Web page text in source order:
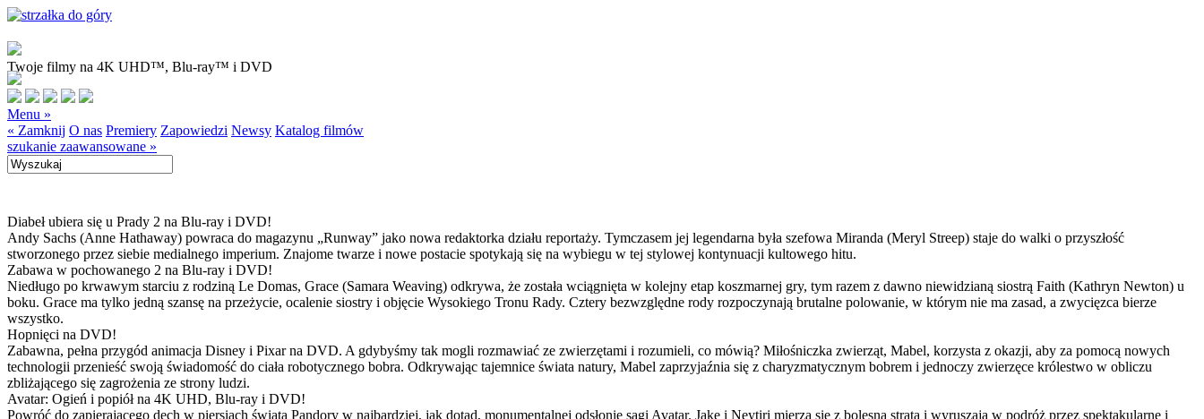
Twoje filmy na 4K UHD™, Blu-ray™ i DVD
Menu »
« Zamknij O nas Premiery Zapowiedzi Newsy Katalog filmów
szukanie zaawansowane »
Diabeł ubiera się u Prady 2 na Blu-ray i DVD!
Andy Sachs (Anne Hathaway) powraca do magazynu „Runway” jako nowa redaktorka działu reportaży. Tymczasem jej legendarna była szefowa Miranda (Meryl Streep) staje do walki o przyszłość
stworzonego przez siebie medialnego imperium. Znajome twarze i nowe postacie spotykają się na wybiegu w tej stylowej kontynuacji kultowego hitu.
Zabawa w pochowanego 2 na Blu-ray i DVD!
Niedługo po krwawym starciu z rodziną Le Domas, Grace (Samara Weaving) odkrywa, że została wciągnięta w kolejny etap koszmarnej gry, tym razem z dawno niewidzianą siostrą Faith (Kathryn Newton) u
boku. Grace ma tylko jedną szansę na przeżycie, ocalenie siostry i objęcie Wysokiego Tronu Rady. Cztery bezwzględne rody rozpoczynają brutalne polowanie, w którym nie ma zasad, a zwycięzca bierze
wszystko.
Hopnięci na DVD!
Zabawna, pełna przygód animacja Disney i Pixar na DVD. A gdybyśmy tak mogli rozmawiać ze zwierzętami i rozumieli, co mówią? Miłośniczka zwierząt, Mabel, korzysta z okazji, aby za pomocą nowych
technologii przenieść swoją świadomość do ciała robotycznego bobra. Odkrywając tajemnice świata natury, Mabel zaprzyjaźnia się z charyzmatycznym bobrem i jednoczy zwierzęce królestwo w obliczu
zbliżającego się zagrożenia ze strony ludzi.
Avatar: Ogień i popiół na 4K UHD, Blu-ray i DVD!
Powróć do zapierającego dech w piersiach świata Pandory w najbardziej, jak dotąd, monumentalnej odsłonie sagi Avatar. Jake i Neytiri mierzą się z bolesną stratą i wyruszają w podróż przez spektakularne i